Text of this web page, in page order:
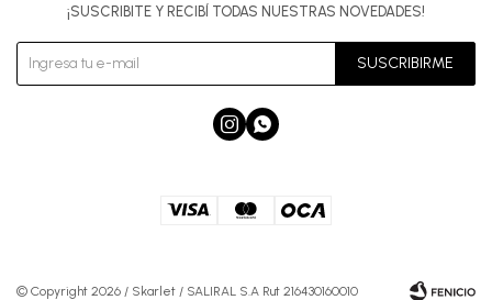
¡SUSCRIBITE Y RECIBÍ TODAS NUESTRAS NOVEDADES!
SUSCRIBIRME
 
© Copyright 2026 / Skarlet / SALIRAL S.A Rut 216430160010